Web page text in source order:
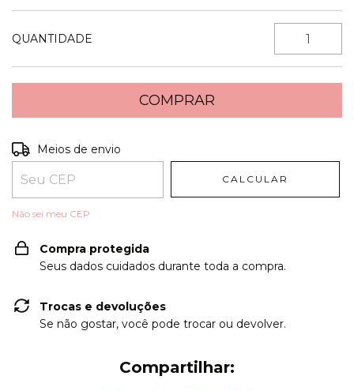
QUANTIDADE
Entregas para o CEP:
Meios de envio
CALCULAR
Não sei meu CEP
Compra protegida
Seus dados cuidados durante toda a compra.
Trocas e devoluções
Se não gostar, você pode trocar ou devolver.
Compartilhar: